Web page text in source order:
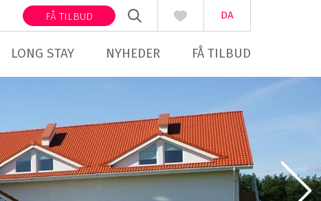
DA
FÅ TILBUD
LONG STAY NYHEDER FÅ TILBUD